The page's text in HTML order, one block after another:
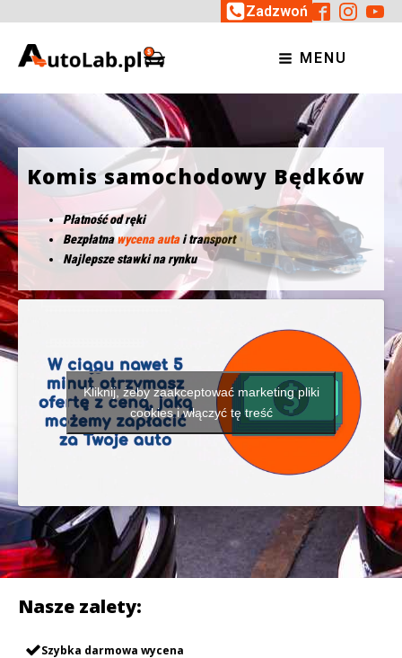
Zadzwoń
MENU
Komis samochodowy Będków
Płatność od ręki
Bezpłatnawycena autai transport
Najlepsze stawki na rynku
Kliknij, żeby zaakceptować marketing pliki
cookies i włączyć tę treść
Nasze zalety:
Szybka darmowa wycena